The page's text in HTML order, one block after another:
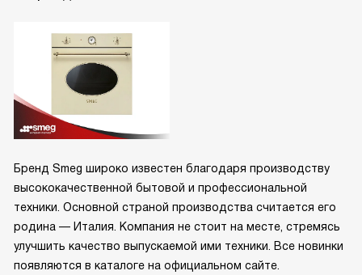
Бренд Smeg широко известен благодаря производству
высококачественной бытовой и профессиональной
техники. Основной страной производства считается его
родина — Италия. Компания не стоит на месте, стремясь
улучшить качество выпускаемой ими техники. Все новинки
появляются в каталоге на официальном сайте.